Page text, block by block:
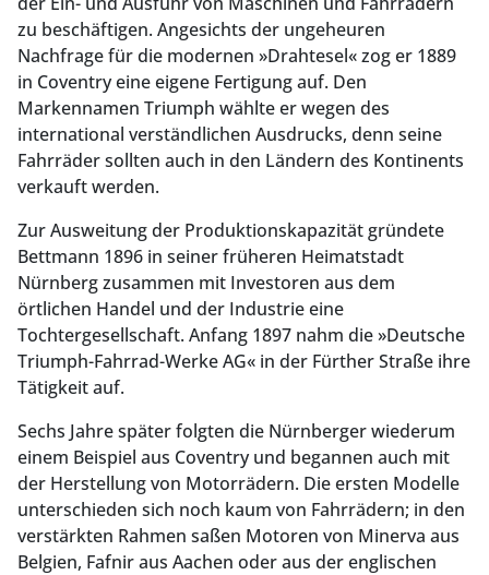
zu beschäftigen. Angesichts der ungeheuren
Nachfrage für die modernen »Drahtesel« zog er 1889
in Coventry eine eigene Fertigung auf. Den
Markennamen Triumph wählte er wegen des
international verständlichen Ausdrucks, denn seine
Fahrräder sollten auch in den Ländern des Kontinents
verkauft werden.
Zur Ausweitung der Produktionskapazität gründete
Bettmann 1896 in seiner früheren Heimatstadt
Nürnberg zusammen mit Investoren aus dem
örtlichen Handel und der Industrie eine
Tochtergesellschaft. Anfang 1897 nahm die »Deutsche
Triumph-Fahrrad-Werke AG« in der Fürther Straße ihre
Tätigkeit auf.
Sechs Jahre später folgten die Nürnberger wiederum
einem Beispiel aus Coventry und begannen auch mit
der Herstellung von Motorrädern. Die ersten Modelle
unterschieden sich noch kaum von Fahrrädern; in den
verstärkten Rahmen saßen Motoren von Minerva aus
Belgien, Fafnir aus Aachen oder aus der englischen